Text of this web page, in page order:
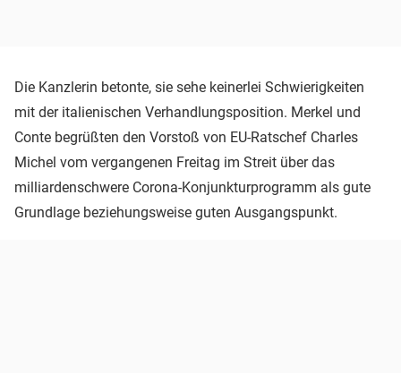
Die Kanzlerin betonte, sie sehe keinerlei Schwierigkeiten
mit der italienischen Verhandlungsposition. Merkel und
Conte begrüßten den Vorstoß von EU-Ratschef Charles
Michel vom vergangenen Freitag im Streit über das
milliardenschwere Corona-Konjunkturprogramm als gute
Grundlage beziehungsweise guten Ausgangspunkt.